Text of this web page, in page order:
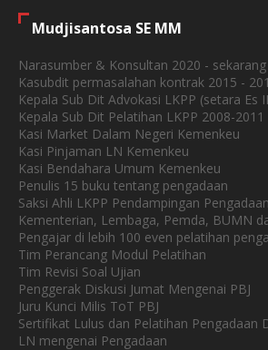
Mudjisantosa SE MM
Narasumber & Konsultan 2020 - sekarang
Kasubdit permasalahan kontrak 2015 -
Kepala Sub Dit Advokasi LKPP (setara Es
Kepala Sub Dit Pelatihan LKPP 2008-2011
Kasi Market Dalam Negeri Kemenkeu
Kasi Pinjaman LN Kemenkeu
Kasi Bendahara Umum Kemenkeu
Penulis 15 buku tentang pengadaan
Saksi Ahli LKPP Pendampingan
Kementerian, Lembaga, Pemda, BUMN
Pengajar di lebih 100 even pelatihan
Tim Perancang Modul Pelatihan
Tim Revisi Soal Ujian
Penggerak Diskusi Jumat Mengenai PBJ
Juru Kunci Milis ToT PBJ
Sertifikat Lulus dan Pelatihan Pengadaan
LN mengenai Pengadaan